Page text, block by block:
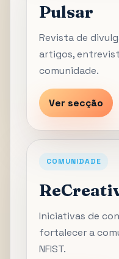
Pulsar
Revista de
artigos,
comunidade.
Ver secção
COMUNIDADE
Iniciativas de
fortalecer a
NFIST.